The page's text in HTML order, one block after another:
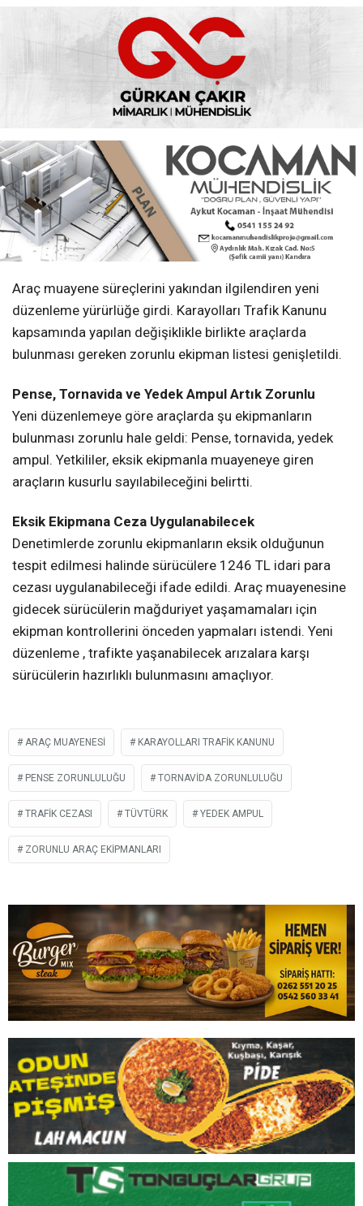
Araç muayene süreçlerini yakından ilgilendiren yeni
düzenleme yürürlüğe girdi. Karayolları Trafik Kanunu
kapsamında yapılan değişiklikle birlikte araçlarda
bulunması gereken zorunlu ekipman listesi genişletildi.
Pense, Tornavida ve Yedek Ampul Artık Zorunlu
Yeni düzenlemeye göre araçlarda şu ekipmanların
bulunması zorunlu hale geldi: Pense, tornavida, yedek
ampul. Yetkililer, eksik ekipmanla muayeneye giren
araçların kusurlu sayılabileceğini belirtti.
Eksik Ekipmana Ceza Uygulanabilecek
Denetimlerde zorunlu ekipmanların eksik olduğunun
tespit edilmesi halinde sürücülere 1246 TL idari para
cezası uygulanabileceği ifade edildi. Araç muayenesine
gidecek sürücülerin mağduriyet yaşamamaları için
ekipman kontrollerini önceden yapmaları istendi. Yeni
düzenleme , trafikte yaşanabilecek arızalara karşı
sürücülerin hazırlıklı bulunmasını amaçlıyor.
ARAÇ MUAYENESI KARAYOLLARI TRAFIK KANUNU
PENSE ZORUNLULUĞU TORNAVIDA ZORUNLULUĞU
TRAFIK CEZASI TÜVTÜRK YEDEK AMPUL
ZORUNLU ARAÇ EKIPMANLARI